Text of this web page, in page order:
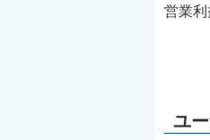
営業